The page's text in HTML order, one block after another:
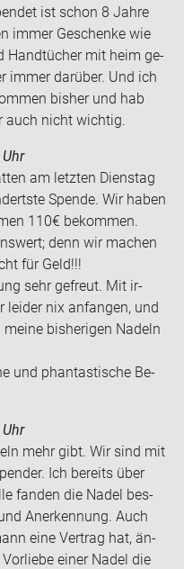
ist schon 8 Jahre
immer Ge­schen­ke wie
Hand­tü­cher mit heim ge­
immer dar­über. Und ich
bis­her und hab
auch nicht wich­tig.
am letz­ten Diens­tag
Spen­de. Wir haben
110€ be­kom­men.
denn wir ma­chen
für Geld!!!
sehr ge­freut. Mit ir­
lei­der nix an­fan­gen, und
bis­he­ri­gen Na­deln
und phan­tas­ti­sche Be­
mehr gibt. Wir sind mit
Ich be­reits über
fan­den die Nadel bes­
An­er­ken­nung. Auch
eine Ver­trag hat, än­
einer Nadel die